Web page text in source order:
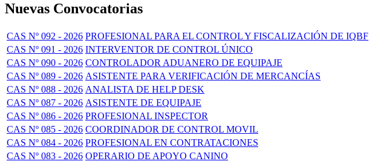
Nuevas Convocatorias
CAS Nº 092 - 2026 PROFESIONAL PARA EL CONTROL Y FISCALIZACIÓN DE IQBF
CAS Nº 091 - 2026 INTERVENTOR DE CONTROL ÚNICO
CAS Nº 090 - 2026 CONTROLADOR ADUANERO DE EQUIPAJE
CAS Nº 089 - 2026 ASISTENTE PARA VERIFICACIÓN DE MERCANCÍAS
CAS Nº 088 - 2026 ANALISTA DE HELP DESK
CAS Nº 087 - 2026 ASISTENTE DE EQUIPAJE
CAS Nº 086 - 2026 PROFESIONAL INSPECTOR
CAS Nº 085 - 2026 COORDINADOR DE CONTROL MOVIL
CAS Nº 084 - 2026 PROFESIONAL EN CONTRATACIONES
CAS Nº 083 - 2026 OPERARIO DE APOYO CANINO